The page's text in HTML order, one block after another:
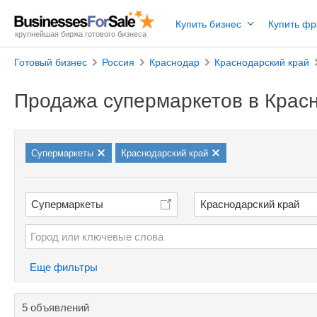
крупнейшая биржа готового бизнеса
Купить бизнес Купить
Готовый бизнес Россия Краснодар Краснодарский край
Продажа супермаркетов в
Супермаркеты Краснодарский край
Супермаркеты Краснодарский край
Еще фильтры
5 объявлений